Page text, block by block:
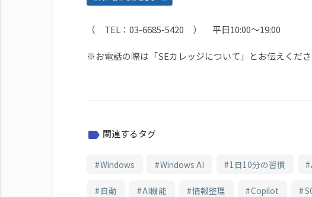
（ TEL：03-6685-5420 ） 平日10:00～19:00
※お電話の際は「SEカレッジについて」とお伝えくださ
label 関連するタグ
Windows Windows AI 1日10分の習慣
自動 AI機能 情報整理 Copilot